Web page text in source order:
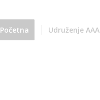
Početna Udruženje AAA